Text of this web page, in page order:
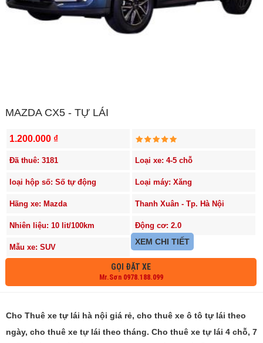
MAZDA CX5 - TỰ LÁI
1.200.000 ₫
Đã thuê: 3181 Loại xe: 4-5 chỗ
loại hộp số: Số tự động Loại máy: Xăng
Hãng xe: Mazda Thanh Xuân - Tp. Hà Nội
Nhiên liệu: 10 lit/100km Động cơ: 2.0
Mẫu xe: SUV
XEM CHI TIẾT
GỌI ĐẶT XE
Mr.Sơn 0978.188.099
Cho Thuê xe tự lái hà nội giá rẻ, cho thuê xe ô tô tự lái theo
ngày, cho thuê xe tự lái theo tháng. Cho thuê xe tự lái 4 chỗ, 7